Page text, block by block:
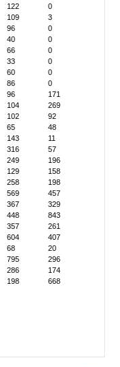
122
0
109
3
96
0
40
0
66
0
33
0
60
0
86
0
96
171
104
269
102
92
65
48
143
11
316
57
249
196
129
158
258
198
569
457
367
329
448
843
357
261
604
407
68
20
795
296
286
174
198 668